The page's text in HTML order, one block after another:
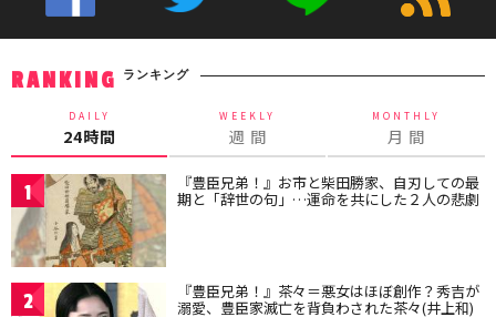
RANKING ランキング
DAILY
24時間
WEEKLY
週 間
MONTHLY
月 間
1 『豊臣兄弟！』お市と柴田勝家、自刃しての最
期と「辞世の句」…運命を共にした２人の悲劇
2 『豊臣兄弟！』茶々＝悪女はほぼ創作？秀吉が
溺愛、豊臣家滅亡を背負わされた茶々(井上和)